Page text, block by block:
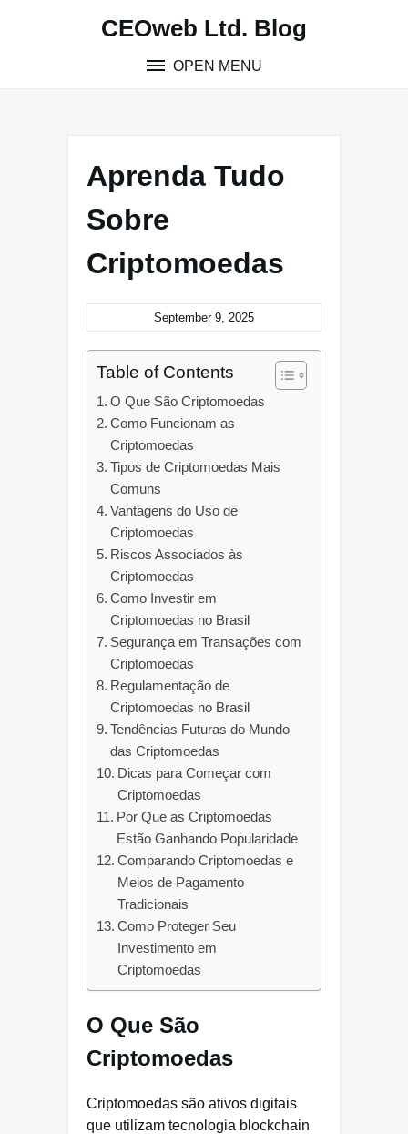
CEOweb Ltd. Blog
OPEN MENU
Aprenda Tudo
Sobre
Criptomoedas
September 9, 2025
Table of Contents
O Que São Criptomoedas
Como Funcionam as
Criptomoedas
Tipos de Criptomoedas Mais
Comuns
Vantagens do Uso de
Criptomoedas
Riscos Associados às
Criptomoedas
Como Investir em
Criptomoedas no Brasil
Segurança em Transações com
Criptomoedas
Regulamentação de
Criptomoedas no Brasil
Tendências Futuras do Mundo
das Criptomoedas
Dicas para Começar com
Criptomoedas
Por Que as Criptomoedas
Estão Ganhando Popularidade
Comparando Criptomoedas e
Meios de Pagamento
Tradicionais
Como Proteger Seu
Investimento em
Criptomoedas
O Que São
Criptomoedas
Criptomoedas são ativos digitais
que utilizam tecnologia blockchain